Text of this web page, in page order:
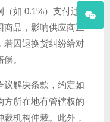
（如 0.1%）支付违约
商品，影响供应商正
若因退换货纠纷给对
。
议解决条款，约定如
方所在地有管辖权的
机构仲裁。此外，